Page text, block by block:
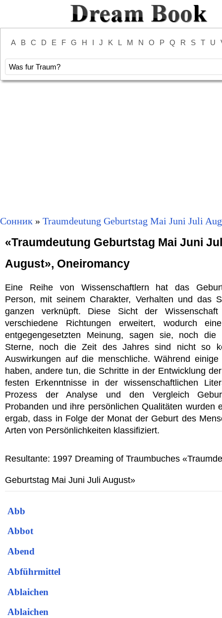
A B C D E F G H I J K L M N O P Q R S T U
Сонник » Traumdeutung Geburtstag Mai Juni Juli
«Traumdeutung Geburtstag Mai Juni
August», Oneiromancy
Eine Reihe von Wissenschaftlern hat das
Person, mit seinem Charakter, Verhalten und das
ganzen verknüpft. Diese Sicht der
verschiedene Richtungen erweitert, wodurch
entgegengesetzten Meinung, sagen sie, noch die
Sterne, noch die Zeit des Jahres sind nicht so
Auswirkungen auf die menschliche. Während einige
haben, andere tun, die Schritte in der Entwicklung
festen Erkenntnisse in der wissenschaftlichen
Prozess der Analyse und den Vergleich
Probanden und ihre persönlichen Qualitäten wurden
ergab, dass in Folge der Monat der Geburt des
Arten von Persönlichkeiten klassifiziert.
Resultante: 1997 Dreaming of Traumbuches
Geburtstag Mai Juni Juli August»
Abb
Abbot
Abend
Abführmittel
Ablaichen
Ablaichen